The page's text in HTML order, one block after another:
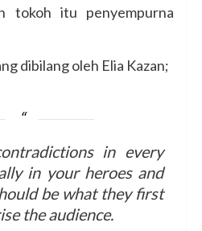
tokoh itu penyempurna
dibilang oleh Elia Kazan;
in every
in your heroes and
be what they first
the audience.